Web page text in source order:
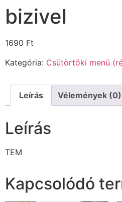
bizivel
1690 Ft
Kategória: Csütörtöki menü
Leírás Vélemények (0)
Leírás
TEM
Kapcsolódó